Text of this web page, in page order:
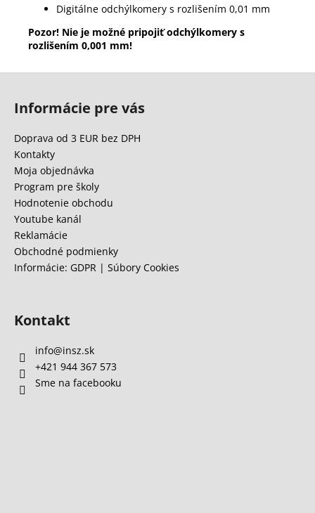
Digitálne odchýlkomery s rozlišením 0,01 mm
Pozor! Nie je možné pripojiť odchýlkomery s
rozlišením 0,001 mm!
Informácie pre vás
Doprava od 3 EUR bez DPH
Kontakty
Moja objednávka
Program pre školy
Hodnotenie obchodu
Youtube kanál
Reklamácie
Obchodné podmienky
Informácie: GDPR | Súbory Cookies
Kontakt
info@insz.sk
+421 944 367 573
Sme na facebooku